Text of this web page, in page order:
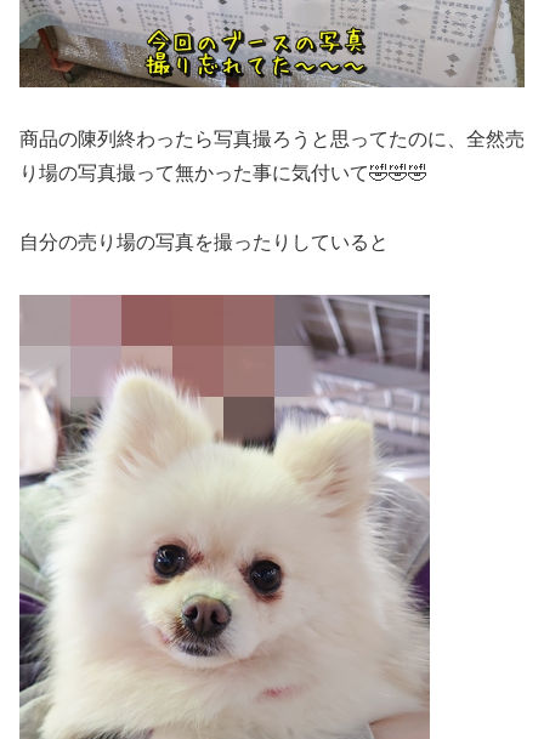
商品の陳列終わったら写真撮ろうと思ってたのに、全然売
り場の写真撮って無かった事に気付いて🤣🤣🤣
自分の売り場の写真を撮ったりしていると